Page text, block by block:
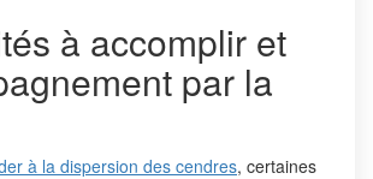
à accomplir et
par la
à la dispersion des cendres, certaines